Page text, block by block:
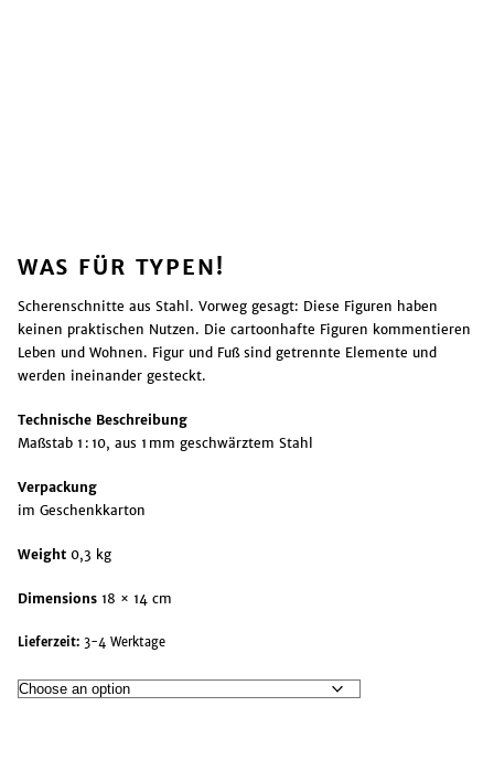
WAS FÜR TYPEN!
Scherenschnitte aus Stahl. Vorweg gesagt: Diese Figuren haben
keinen praktischen Nutzen. Die cartoonhafte Figuren kommentieren
Leben und Wohnen. Figur und Fuß sind getrennte Elemente und
werden ineinander gesteckt.
Technische Beschreibung
Maßstab 1 : 10, aus 1 mm geschwärztem Stahl
Verpackung
im Geschenkkarton
Weight 0,3 kg
Dimensions 18 × 14 cm
Lieferzeit: 3-4 Werktage